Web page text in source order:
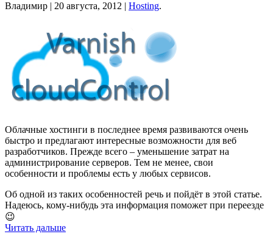
Владимир | 20 августа, 2012 | Hosting.
Облачные хостинги в последнее время развиваются очень
быстро и предлагают интересные возможности для веб
разработчиков. Прежде всего – уменьшение затрат на
администрирование серверов. Тем не менее, свои
особенности и проблемы есть у любых сервисов.
Об одной из таких особенностей речь и пойдёт в этой статье.
Надеюсь, кому-нибудь эта информация поможет при переезде
😉
Читать дальше